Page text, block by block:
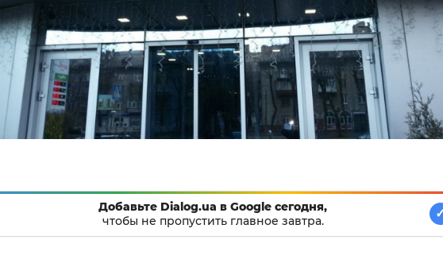
Добавьте Dialog.ua в Google сегодня,
чтобы не пропустить главное завтра.